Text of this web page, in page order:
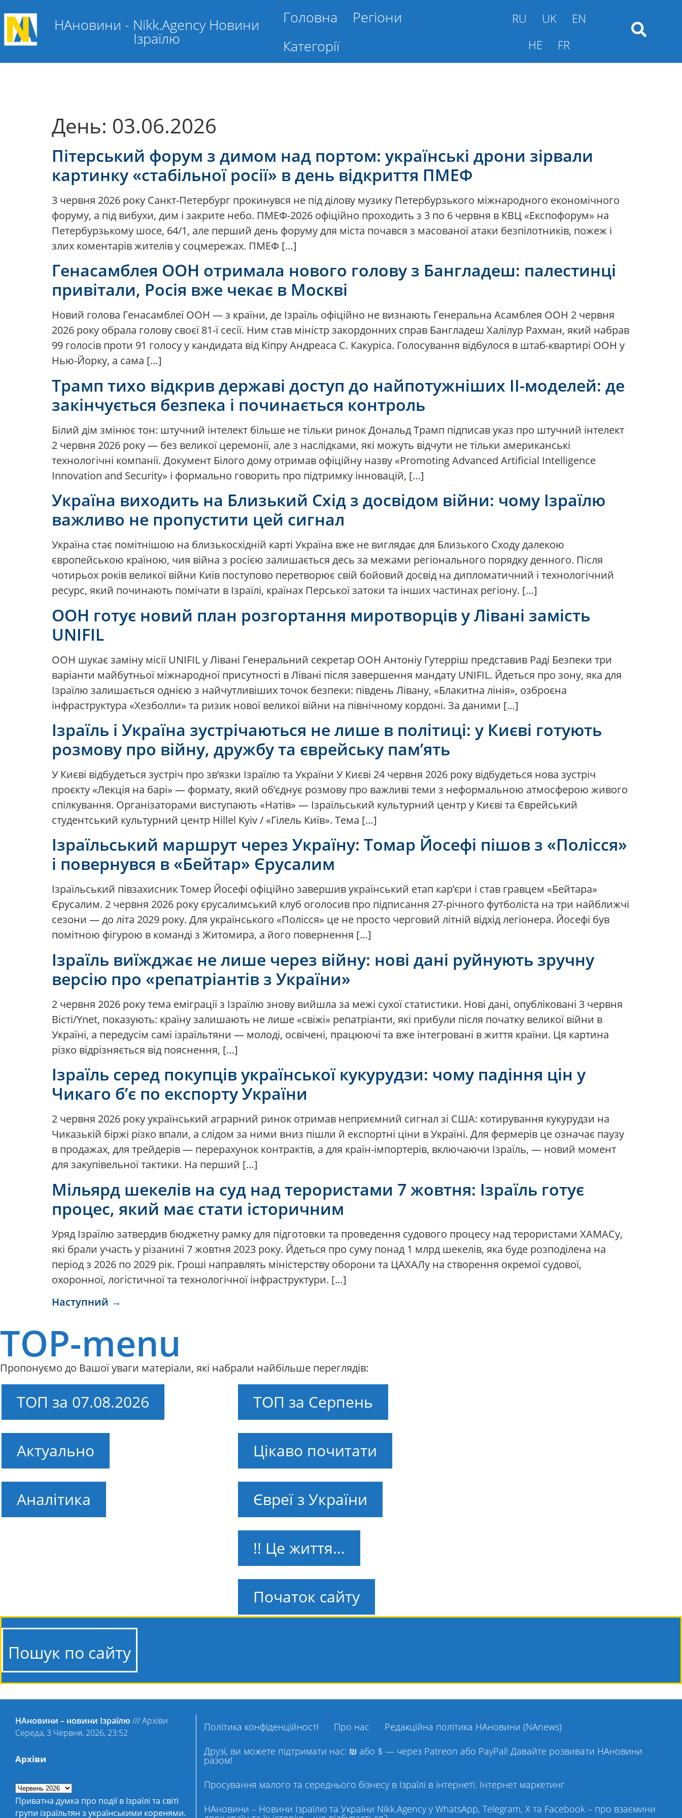
НАновини - Nikk.Agency Новини
Ізраїлю
Головна
Регіони
Категорії
RU UK
EN
HE
FR
День: 03.06.2026
Пітерський форум з димом над портом: українські дрони зірвали
картинку «стабільної росії» в день відкриття ПМЕФ
3 червня 2026 року Санкт-Петербург прокинувся не під ділову музику Петербурзького міжнародного економічного
форуму, а під вибухи, дим і закрите небо. ПМЕФ-2026 офіційно проходить з 3 по 6 червня в КВЦ «Експофорум» на
Петербурзькому шосе, 64/1, але перший день форуму для міста почався з масованої атаки безпілотників, пожеж і
злих коментарів жителів у соцмережах. ПМЕФ […]
Генасамблея ООН отримала нового голову з Бангладеш: палестинці
привітали, Росія вже чекає в Москві
Новий голова Генасамблеї ООН — з країни, де Ізраїль офіційно не визнають Генеральна Асамблея ООН 2 червня
2026 року обрала голову своєї 81-ї сесії. Ним став міністр закордонних справ Бангладеш Халілур Рахман, який набрав
99 голосів проти 91 голосу у кандидата від Кіпру Андреаса С. Какуріса. Голосування відбулося в штаб-квартирі ООН у
Нью-Йорку, а сама […]
Трамп тихо відкрив державі доступ до найпотужніших ІІ-моделей: де
закінчується безпека і починається контроль
Білий дім змінює тон: штучний інтелект більше не тільки ринок Дональд Трамп підписав указ про штучний інтелект
2 червня 2026 року — без великої церемонії, але з наслідками, які можуть відчути не тільки американські
технологічні компанії. Документ Білого дому отримав офіційну назву «Promoting Advanced Artificial Intelligence
Innovation and Security» і формально говорить про підтримку інновацій, […]
Україна виходить на Близький Схід з досвідом війни: чому Ізраїлю
важливо не пропустити цей сигнал
Україна стає помітнішою на близькосхідній карті Україна вже не виглядає для Близького Сходу далекою
європейською країною, чия війна з росією залишається десь за межами регіонального порядку денного. Після
чотирьох років великої війни Київ поступово перетворює свій бойовий досвід на дипломатичний і технологічний
ресурс, який починають помічати в Ізраїлі, країнах Перської затоки та інших частинах регіону. […]
ООН готує новий план розгортання миротворців у Лівані замість
UNIFIL
ООН шукає заміну місії UNIFIL у Лівані Генеральний секретар ООН Антоніу Гутерріш представив Раді Безпеки три
варіанти майбутньої міжнародної присутності в Лівані після завершення мандату UNIFIL. Йдеться про зону, яка для
Ізраїлю залишається однією з найчутливіших точок безпеки: південь Лівану, «Блакитна лінія», озброєна
інфраструктура «Хезболли» та ризик нової великої війни на північному кордоні. За даними […]
Ізраїль і Україна зустрічаються не лише в політиці: у Києві готують
розмову про війну, дружбу та єврейську пам’ять
У Києві відбудеться зустріч про зв’язки Ізраїлю та України У Києві 24 червня 2026 року відбудеться нова зустріч
проєкту «Лекція на барі» — формату, який об’єднує розмову про важливі теми з неформальною атмосферою живого
спілкування. Організаторами виступають «Натів» — Ізраїльський культурний центр у Києві та Єврейський
студентський культурний центр Hillel Kyiv / «Гілель Київ». Тема […]
Ізраїльський маршрут через Україну: Томар Йосефі пішов з «Полісся»
і повернувся в «Бейтар» Єрусалим
Ізраїльський півзахисник Томер Йосефі офіційно завершив український етап кар’єри і став гравцем «Бейтара»
Єрусалим. 2 червня 2026 року єрусалимський клуб оголосив про підписання 27-річного футболіста на три найближчі
сезони — до літа 2029 року. Для українського «Полісся» це не просто черговий літній відхід легіонера. Йосефі був
помітною фігурою в команді з Житомира, а його повернення […]
Ізраїль виїжджає не лише через війну: нові дані руйнують зручну
версію про «репатріантів з України»
2 червня 2026 року тема еміграції з Ізраїлю знову вийшла за межі сухої статистики. Нові дані, опубліковані 3 червня
Вісті/Ynet, показують: країну залишають не лише «свіжі» репатріанти, які прибули після початку великої війни в
Україні, а передусім самі ізраїльтяни — молоді, освічені, працюючі та вже інтегровані в життя країни. Ця картина
різко відрізняється від пояснення, […]
Ізраїль серед покупців української кукурудзи: чому падіння цін у
Чикаго б’є по експорту України
2 червня 2026 року український аграрний ринок отримав неприємний сигнал зі США: котирування кукурудзи на
Чиказькій біржі різко впали, а слідом за ними вниз пішли й експортні ціни в Україні. Для фермерів це означає паузу
в продажах, для трейдерів — перерахунок контрактів, а для країн-імпортерів, включаючи Ізраїль, — новий момент
для закупівельної тактики. На перший […]
Мільярд шекелів на суд над терористами 7 жовтня: Ізраїль готує
процес, який має стати історичним
Уряд Ізраїлю затвердив бюджетну рамку для підготовки та проведення судового процесу над терористами ХАМАСу,
які брали участь у різанині 7 жовтня 2023 року. Йдеться про суму понад 1 млрд шекелів, яка буде розподілена на
період з 2026 по 2029 рік. Гроші направлять міністерству оборони та ЦАХАЛу на створення окремої судової,
охоронної, логістичної та технологічної інфраструктури. […]
Наступний →
TOP-menu
Пропонуємо до Вашої уваги матеріали, які набрали найбільше переглядів:
ТОП за 07.08.2026
Актуально
Аналітика
ТОП за Серпень
Цікаво почитати
Євреї з України
!! Це життя…
Початок сайту
Пошук по сайту
НАновини – новини Ізраїлю ///Архіви
Середа, 3 Червня, 2026, 23:52
Архіви
Приватна думка про події в Ізраїлі та світі
групи ізраїльтян з українськими коренями.
Політика конфіденційності Про нас
Редакційна політика НАновини (NAnews)
Друзі, ви можете підтримати нас: ₪ або $ — через Patreon або PayPal! Давайте розвивати НАновини
разом!
Просування малого та середнього бізнесу в Ізраїлі в інтернеті. Інтернет маркетинг
НАновини – Новини Ізраїлю та України Nikk.Agency у WhatsApp, Telegram, X та Facebook – про взаємини